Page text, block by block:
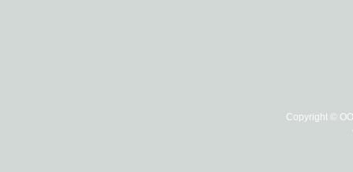
Copyright ©